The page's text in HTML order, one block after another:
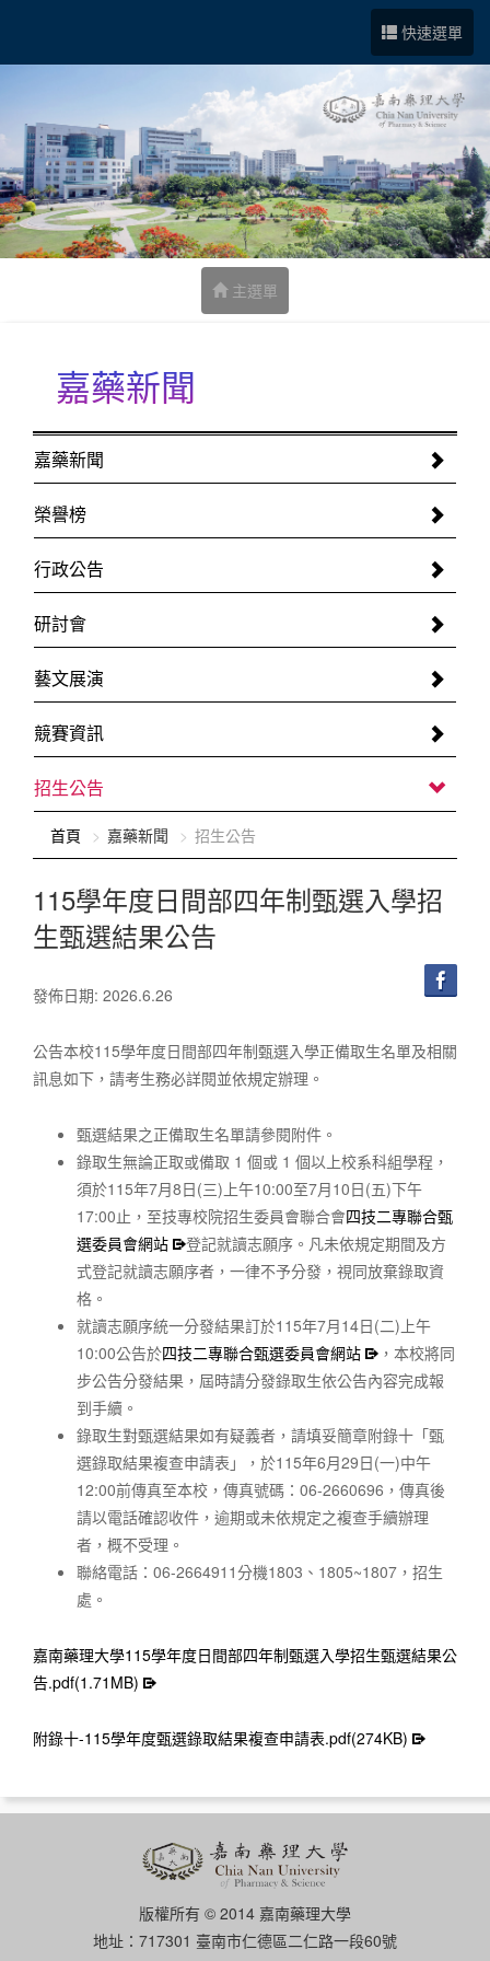
快速選單
主選單
嘉藥新聞
嘉藥新聞
榮譽榜
行政公告
研討會
藝文展演
競賽資訊
招生公告
首頁 嘉藥新聞 招生公告
115學年度日間部四年制甄選入學招
生甄選結果公告
發佈日期: 2026.6.26
公告本校115學年度日間部四年制甄選入學正備取生名單及相關
訊息如下，請考生務必詳閱並依規定辦理。
甄選結果之正備取生名單請參閱附件。
錄取生無論正取或備取 1 個或 1 個以上校系科組學程，
須於115年7月8日(三)上午10:00至7月10日(五)下午
17:00止，至技專校院招生委員會聯合會四技二專聯合甄
選委員會網站
登記就讀志願序。凡未依規定期間及方
式登記就讀志願序者，一律不予分發，視同放棄錄取資
格。
就讀志願序統一分發結果訂於115年7月14日(二)上午
10:00公告於四技二專聯合甄選委員會網站
，本校將同
步公告分發結果，屆時請分發錄取生依公告內容完成報
到手續。
錄取生對甄選結果如有疑義者，請填妥簡章附錄十「甄
選錄取結果複查申請表」，於115年6月29日(一)中午
12:00前傳真至本校，傳真號碼：06-2660696，傳真後
請以電話確認收件，逾期或未依規定之複查手續辦理
者，概不受理。
聯絡電話：06-2664911分機1803、1805~1807，招生
處。
嘉南藥理大學115學年度日間部四年制甄選入學招生甄選結果公
告.pdf(1.71MB)
附錄十-115學年度甄選錄取結果複查申請表.pdf(274KB)
版權所有 © 2014 嘉南藥理大學
地址：717301 臺南市仁德區二仁路一段60號